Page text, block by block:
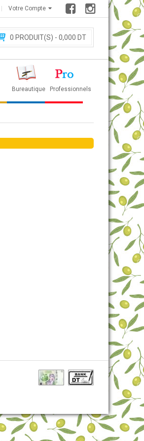
Votre Compte
0 PRODUIT(S) - 0,000 DT
Bureautique Professionnels